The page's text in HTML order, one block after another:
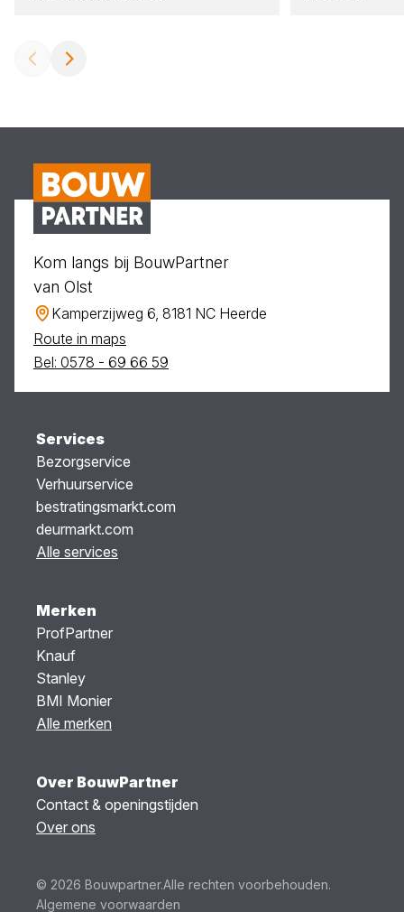
Kom langs bij BouwPartner
van Olst
Kamperzijweg 6, 8181 NC Heerde
Route in maps
Bel: 0578 - 69 66 59
Services
Bezorgservice
Verhuurservice
bestratingsmarkt.com
deurmarkt.com
Alle services
Merken
ProfPartner
Knauf
Stanley
BMI Monier
Alle merken
Over BouwPartner
Contact & openingstijden
Over ons
© 2026 Bouwpartner.Alle rechten voorbehouden.
Algemene voorwaarden